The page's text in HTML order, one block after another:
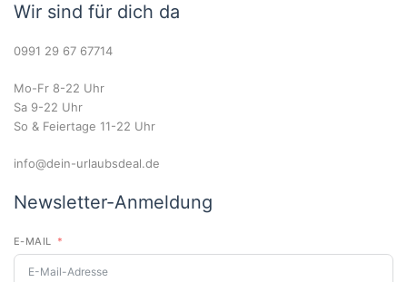
Wir sind für dich da
0991 29 67 67714
Mo-Fr 8-22 Uhr
Sa 9-22 Uhr
So & Feiertage 11-22 Uhr
info@dein-urlaubsdeal.de
Newsletter-Anmeldung
E-MAIL